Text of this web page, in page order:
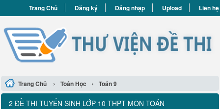
Trang Chủ Đăng ký Đăng nhập Upload Liên hệ
Trang Chủ › Toán Học › Toán 9
2 ĐỀ THI TUYỂN SINH LỚP 10 THPT MÔN TOÁN